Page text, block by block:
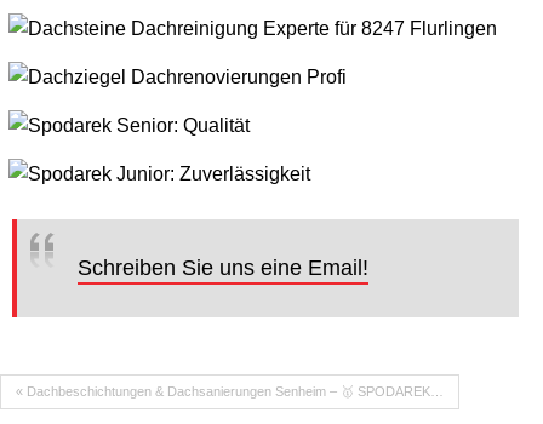
Schreiben Sie uns eine Email!
« Dachbeschichtungen & Dachsanierungen Senheim – 🥇 SPODAREK…